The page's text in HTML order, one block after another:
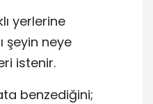
yerlerine
şeyin neye
istenir.
benzediğini;